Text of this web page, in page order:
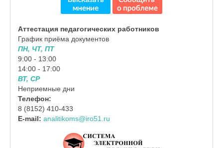
Аттестация педагогических работников
График приёма документов
ПН, ЧТ, ПТ
9:00 - 13:00
14:00 - 17:00
ВТ, СР
Неприемные дни
Телефон:
8 (8152) 410-433
E-mail: analitikoms@iro51.ru